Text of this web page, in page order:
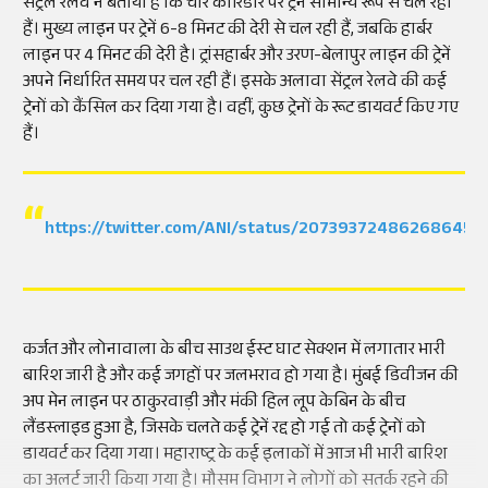
हैं। मुख्य लाइन पर ट्रेनें 6-8 मिनट की देरी से चल रही हैं, जबकि हार्बर
लाइन पर 4 मिनट की देरी है। ट्रांसहार्बर और उरण-बेलापुर लाइन की ट्रेनें
अपने निर्धारित समय पर चल रही हैं। इसके अलावा सेंट्रल रेलवे की कई
ट्रेनों को कैंसिल कर दिया गया है। वहीं, कुछ ट्रेनों के रूट डायवर्ट किए गए
हैं।
https://twitter.com/ANI/status/
कर्जत और लोनावाला के बीच साउथ ईस्ट घाट सेक्शन में लगातार भारी
बारिश जारी है और कई जगहों पर जलभराव हो गया है। मुंबई डिवीजन की
अप मेन लाइन पर ठाकुरवाड़ी और मंकी हिल लूप केबिन के बीच
लैंडस्लाइड हुआ है, जिसके चलते कई ट्रेनें रद्द हो गई तो कई ट्रेनों को
डायवर्ट कर दिया गया। महाराष्ट्र के कई इलाकों में आज भी भारी बारिश
का अलर्ट जारी किया गया है। मौसम विभाग ने लोगों को सतर्क रहने की